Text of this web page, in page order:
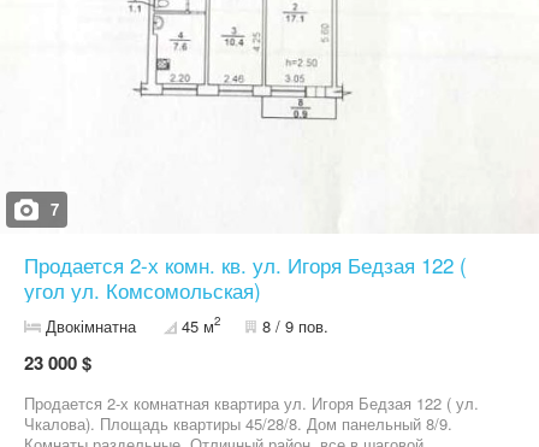
7
Продается 2-х комн. кв. ул. Игоря Бедзая 122 (
угол ул. Комсомольская)
Двокімнатна 45 м2 8 / 9 пов.
23 000 $
Продается 2-х комнатная квартира ул. Игоря Бедзая 122 ( ул.
Чкалова). Площадь квартиры 45/28/8. Дом панельный 8/9.